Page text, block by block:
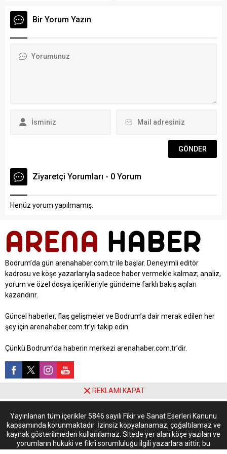
gerçekleştirilecek 49.
Portekiz Turu için yola çıktı.
ARENA HABER-Muğla
Bisiklet Takımı Portekiz’de
yaklaşık 100 metre
Bir Yorum Yazın
Ziyaretçi Yorumları - 0 Yorum
Henüz yorum yapılmamış.
Bodrum’da gün arenahaber.com.tr ile başlar. Deneyimli editör
kadrosu ve köşe yazarlarıyla sadece haber vermekle kalmaz; analiz,
yorum ve özel dosya içerikleriyle gündeme farklı bakış açıları
kazandırır.
Güncel haberler, flaş gelişmeler ve Bodrum’a dair merak edilen her
şey için arenahaber.com.tr’yi takip edin.
Çünkü Bodrum’da haberin merkezi arenahaber.com.tr’dir.
Yayınlanan tüm içerikler 5846 sayılı Fikir ve Sanat Eserleri Kanunu
kapsamında korunmaktadır. İzinsiz kopyalanamaz, çoğaltılamaz ve
kaynak gösterilmeden kullanılamaz. Sitede yer alan köşe yazıları ve
yorumların hukuki ve fikri sorumluluğu ilgili yazarlara aittir; bu
REKLAMI KAPAT